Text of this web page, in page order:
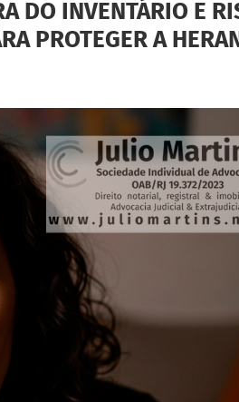
DO INVENTÁRIO E
PROTEGER A